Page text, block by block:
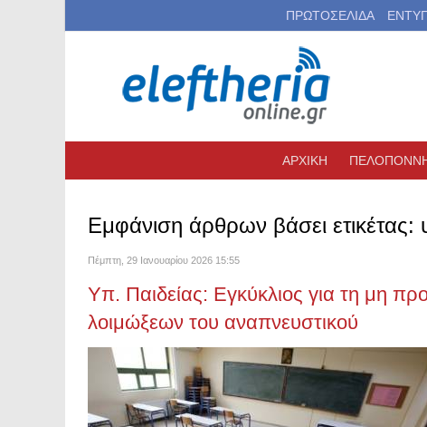
ΠΡΩΤΟΣΕΛΙΔΑ
ΑΡΧΙΚΗ
Εμφάνιση άρθρων βάσει ετικέτας:
Πέμπτη, 29 Ιανουαρίου 2026 15:55
Υπ. Παιδείας: Εγκύκλιος για τη μη
λοιμώξεων του αναπνευστικού